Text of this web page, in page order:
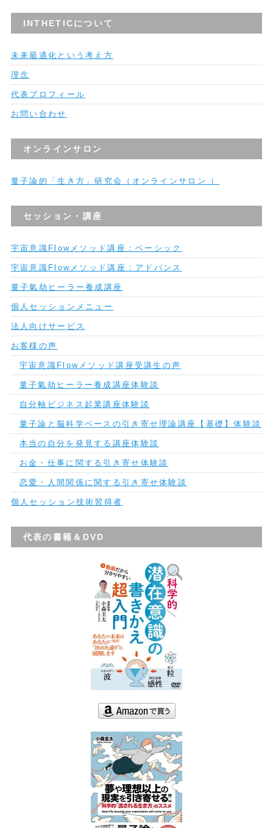
INTHETICについて
未来最適化という考え方
理念
代表プロフィール
お問い合わせ
オンラインサロン
量子論的「生き方」研究会（オンラインサロン ）
セッション・講座
宇宙意識Flowメソッド講座：ベーシック
宇宙意識Flowメソッド講座：アドバンス
量子氣劫ヒーラー養成講座
個人セッションメニュー
法人向けサービス
お客様の声
宇宙意識Flowメソッド講座受講生の声
量子氣劫ヒーラー養成講座体験談
自分軸ビジネス起業講座体験談
量子論と脳科学ベースの引き寄せ理論講座【基礎】体験談
本当の自分を発見する講座体験談
お金・仕事に関する引き寄せ体験談
恋愛・人間関係に関する引き寄せ体験談
個人セッション技術習得者
代表の書籍＆DVD